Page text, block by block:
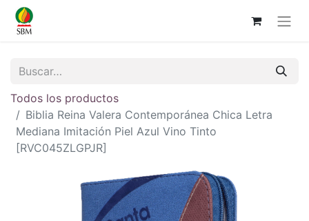
Todos los productos
Biblia Reina Valera Contemporánea Chica Letra
Mediana Imitación Piel Azul Vino Tinto
[RVC045ZLGPJR]